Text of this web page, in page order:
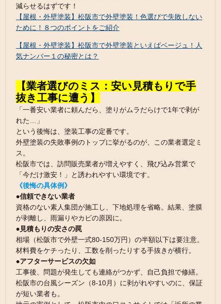
減らせるはずです！
【屋根・外壁塗装】松阪市で外壁塗装！色選びで失敗しない
ために！８つのポイントをご紹介
【屋根・外壁塗装】松阪市で外壁塗装といえばベージュ！人
気ナンバー１の秘密とは？
【業者選びのミス：安い見積もりで手
抜き工事に遭う】
「一番安い業者に頼んだら、塗りがムラだらけで1年で剥が
れた…」
という後悔は、塗装工事の定番です。
外壁塗装の失敗事例のトップに挙がるのが、この業者選定ミ
ス。
松阪市では、訪問販売業者が増えやすく、飛び込み営業で
「今だけ激安！」と誘われやすい環境です。
《後悔の具体例》
●信頼できない業者
資格のない素人集団が施工し、下地処理を省略。結果、塗膜
が剥離し、雨漏りやカビの原因に。
●見積もりの安さの罠
相場（松阪市で外壁一式80-150万円）の半額以下は要注意。
材料費をケチったり、工数を削ったりする手抜きが横行。
●アフターサービスの欠如
工事後、問題が発生しても連絡がつかず、自己負担で修繕。
松阪市の台風シーズン（8-10月）に剥がれやすいのに、保証
が短い業者も。